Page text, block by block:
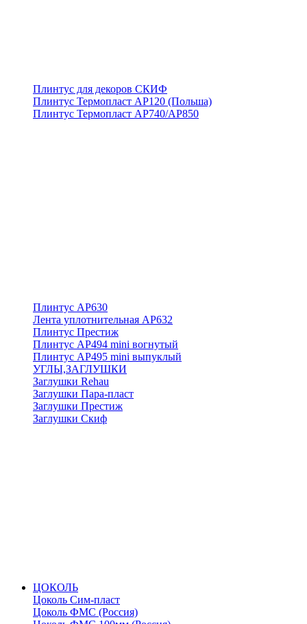
Плинтус для декоров СКИФ
Плинтус Термопласт АР120 (Польша)
Плинтус Термопласт АР740/АР850
Плинтус АР630
Лента уплотнительная АР632
Плинтус Престиж
Плинтус АР494 mini вогнутый
Плинтус АР495 mini выпуклый
УГЛЫ,ЗАГЛУШКИ
Заглушки Rehau
Заглушки Пара-пласт
Заглушки Престиж
Заглушки Скиф
ЦОКОЛЬ
Цоколь Сим-пласт
Цоколь ФМС (Россия)